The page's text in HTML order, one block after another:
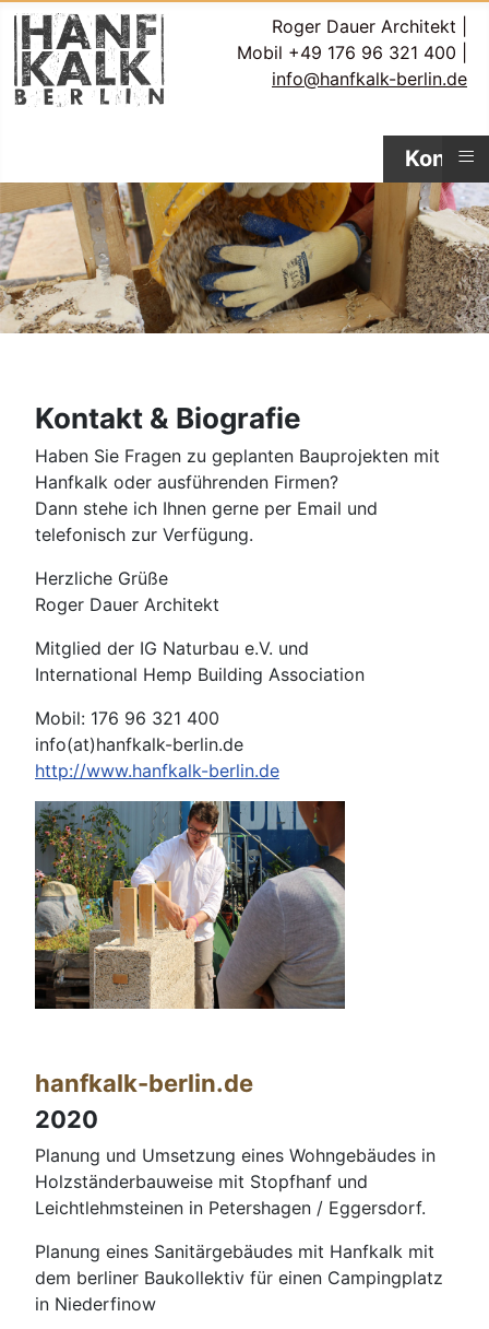
Roger Dauer Architekt
Mobil +49 176 96 321 400
info@hanfkalk-berlin.de
Kontakt
≡
Kontakt & Biografie
Haben Sie Fragen zu geplanten Bauprojekten mit
Hanfkalk oder ausführenden Firmen?
Dann stehe ich Ihnen gerne per Email und
telefonisch zur Verfügung.
Herzliche Grüße
Roger Dauer Architekt
Mitglied der IG Naturbau e.V. und
International Hemp Building Association
Mobil: 176 96 321 400
info(at)hanfkalk-berlin.de
http://www.hanfkalk-berlin.de
hanfkalk-berlin.de
2020
Planung und Umsetzung eines Wohngebäudes in
Holzständerbauweise mit Stopfhanf und
Leichtlehmsteinen in Petershagen / Eggersdorf.
Planung eines Sanitärgebäudes mit Hanfkalk mit
dem berliner Baukollektiv für einen Campingplatz
in Niederfinow